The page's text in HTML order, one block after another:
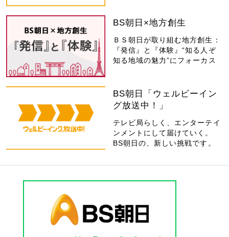
BS朝日×地方創生
ＢＳ朝日が取り組む地方創生：
『発信』と『体験』“知る人ぞ
知る地域の魅力”にフォーカス
BS朝日「ウェルビーイン
グ放送中！」
テレビ局らしく、エンターテイ
ンメントにして届けていく。
BS朝日の、新しい挑戦です。